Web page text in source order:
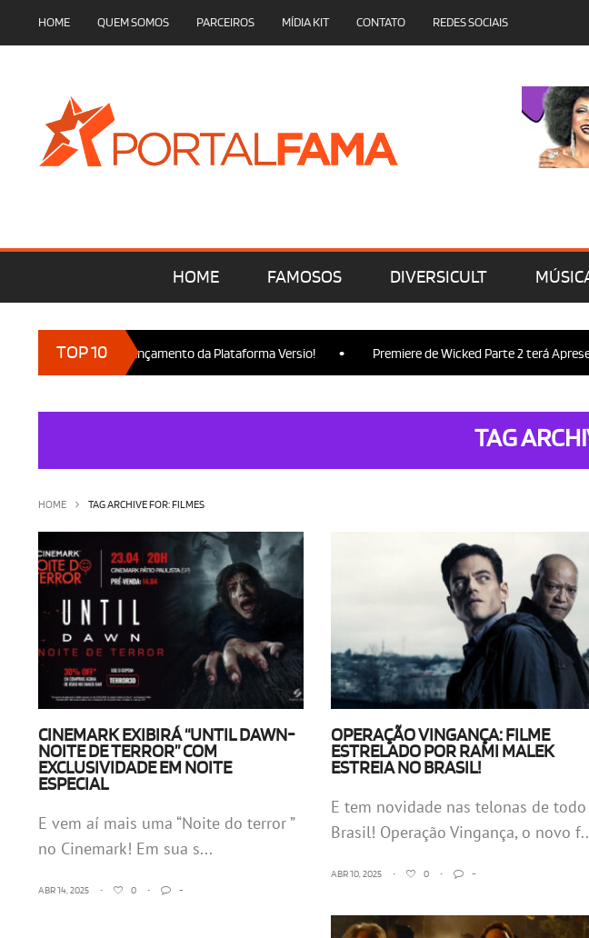
HOME QUEM SOMOS PARCEIROS MÍDIA KIT CONTATO REDES SOCIAIS
HOME FAMOSOS DIVERSICULT
TOP 10
presença no Lançamento da Plataforma Versio! • Premiere de Wicked Parte 2 terá
TAG
HOME TAG ARCHIVE FOR: FILMES
CINEMARK EXIBIRÁ “UNTIL DAWN-
NOITE DE TERROR” COM
EXCLUSIVIDADE EM NOITE
ESPECIAL
E vem aí mais uma “Noite do terror ”
no Cinemark! Em sua s...
ABR 14, 2025 • 0 • -
OPERAÇÃO VINGANÇA: FILME
ESTRELADO POR RAMI MALEK
ESTREIA NO BRASIL!
E tem novidade nas telonas de todo
Brasil! Operação Vingança, o novo
ABR 10, 2025 • 0 • -